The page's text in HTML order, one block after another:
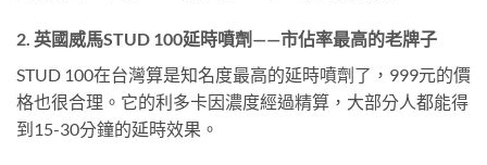
2. 英國威馬STUD 100延時噴劑——市佔率最高的老牌子
STUD 100在台灣算是知名度最高的延時噴劑了，999元的價
格也很合理。它的利多卡因濃度經過精算，大部分人都能得
到15-30分鐘的延時效果。